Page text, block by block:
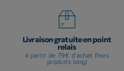
Livraison gratuite en point
relais
à partir de 79€ d'achat (hors
produits long)